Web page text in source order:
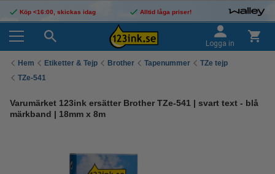
Köp <16:00, skickas idag Alltid låga priser!
Logga in
Hem Etiketter & Tejp Brother Tapenummer
TZe tejp
TZe-541
Varumärket 123ink ersätter Brother TZe-541 | svart text - blå
märkband | 18mm x 8m